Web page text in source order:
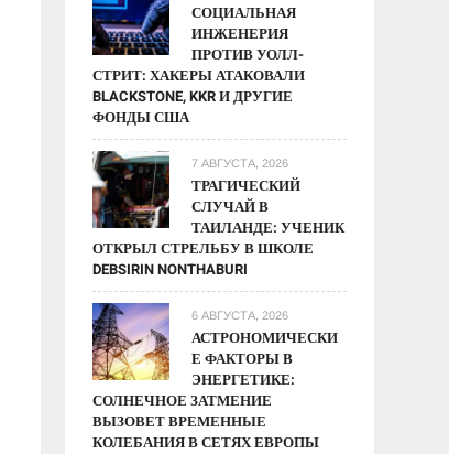
СОЦИАЛЬНАЯ
ИНЖЕНЕРИЯ
ПРОТИВ УОЛЛ-
СТРИТ: ХАКЕРЫ АТАКОВАЛИ
BLACKSTONE, KKR И ДРУГИЕ
ФОНДЫ США
7 АВГУСТА, 2026
ТРАГИЧЕСКИЙ
СЛУЧАЙ В
ТАИЛАНДЕ: УЧЕНИК
ОТКРЫЛ СТРЕЛЬБУ В ШКОЛЕ
DEBSIRIN NONTHABURI
6 АВГУСТА, 2026
АСТРОНОМИЧЕСКИ
Е ФАКТОРЫ В
ЭНЕРГЕТИКЕ:
СОЛНЕЧНОЕ ЗАТМЕНИЕ
ВЫЗОВЕТ ВРЕМЕННЫЕ
КОЛЕБАНИЯ В СЕТЯХ ЕВРОПЫ